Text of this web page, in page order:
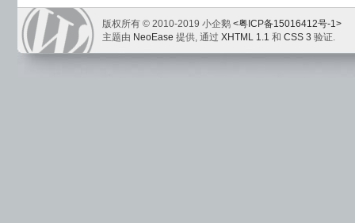
版权所有 © 2010-2019 小企鹅 <粤ICP备15016412号-1>
主题由 NeoEase 提供, 通过 XHTML 1.1 和 CSS 3 验证.